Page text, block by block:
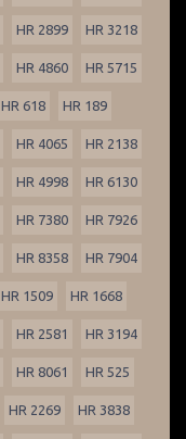
HR 2899 HR 3218
HR 4860 HR 5715
HR 618 HR 189
HR 4065 HR 2138
HR 4998 HR 6130
HR 7380 HR 7926
HR 8358 HR 7904
HR 1509 HR 1668
HR 2581 HR 3194
HR 8061 HR 525
HR 2269 HR 3838